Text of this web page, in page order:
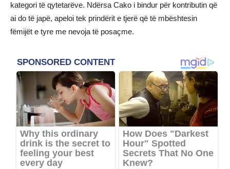
kategori të qytetarëve. Ndërsa Cako i bindur për kontributin që
ai do të japë, apeloi tek prindërit e tjerë që të mbështesin
fëmijët e tyre me nevoja të posaçme.